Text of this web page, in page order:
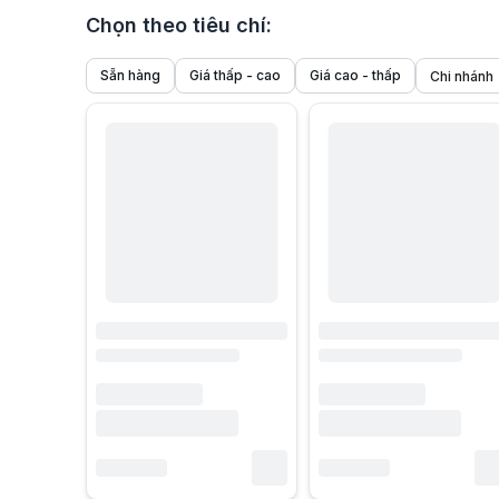
Chọn theo tiêu chí:
Sẵn hàng Giá thấp - cao Giá cao - thấp
Main B560
là một trong những dòng mainboard mới nhất
Nhìn chung, main B560 là một sản phẩm mạnh mẽ và đa